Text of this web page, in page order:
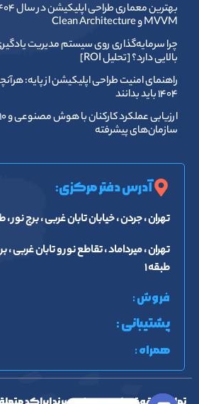
MVVM و Clean Architecture
بالایی دارد؟ [تحلیل ROI]
راهنمای امنیت طراحی اپلیکیشن از پایه:
۱۴۰۴ باید بدانند
سازمان‌های پیشرفته
آدرس دفتر مرکزی:
تهران ، جردن ، خیابان تابان غربی ، برج نور ،
تهران ، میرداماد ، تقاطع نور و تابان غربی ،
طبقه ۱
فروش :
پشتیبانی :
همراه :